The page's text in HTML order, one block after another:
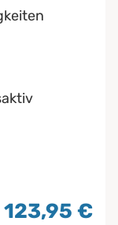
123,95 €